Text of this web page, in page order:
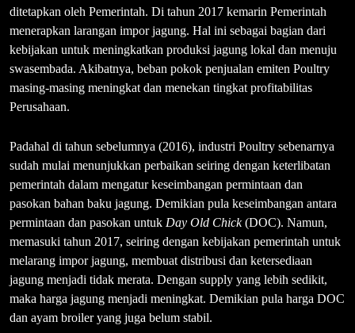
ditetapkan oleh Pemerintah. Di tahun 2017 kemarin Pemerintah
menerapkan larangan impor jagung. Hal ini sebagai bagian dari
kebijakan untuk meningkatkan produksi jagung lokal dan menuju
swasembada. Akibatnya, beban pokok penjualan emiten Poultry
masing-masing meningkat dan menekan tingkat profitabilitas
Perusahaan.
Padahal di tahun sebelumnya (2016), industri Poultry sebenarnya
sudah mulai menunjukkan perbaikan seiring dengan keterlibatan
pemerintah dalam mengatur keseimbangan permintaan dan
pasokan bahan baku jagung. Demikian pula keseimbangan antara
permintaan dan pasokan untuk Day Old Chick(DOC). Namun,
memasuki tahun 2017, seiring dengan kebijakan pemerintah untuk
melarang impor jagung, membuat distribusi dan ketersediaan
jagung menjadi tidak merata. Dengan supply yang lebih sedikit,
maka harga jagung menjadi meningkat. Demikian pula harga DOC
dan ayam broiler yang juga belum stabil.